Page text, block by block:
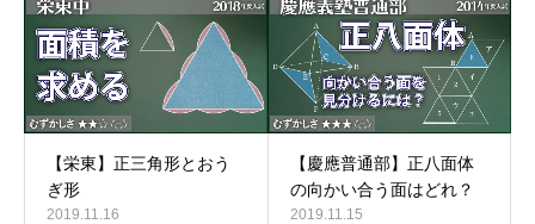
【栄東】正三角形とおう
ぎ形
2019.11.16
【慶應普通部】正八面体
の向かい合う面はどれ？
2019.11.15